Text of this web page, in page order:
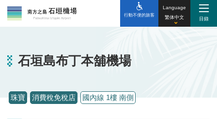
行動不便的旅客
Language
繁体中文
石垣島布丁本舖機場
珠寶 消費稅免稅店 國內線 1樓 南側